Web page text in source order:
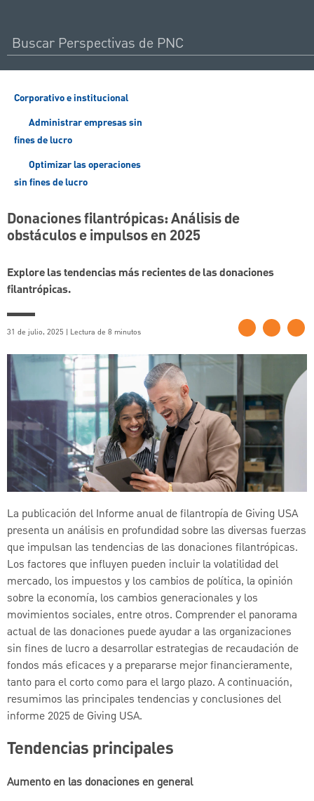
Corporativo e institucional
Administrar empresas sin
fines de lucro
Optimizar las operaciones
sin fines de lucro
Donaciones filantrópicas: Análisis de
obstáculos e impulsos en 2025
Explore las tendencias más recientes de las donaciones
filantrópicas.
31 de julio, 2025 | Lectura de 8 minutos
La publicación del Informe anual de filantropía de Giving USA
presenta un análisis en profundidad sobre las diversas fuerzas
que impulsan las tendencias de las donaciones filantrópicas.
Los factores que influyen pueden incluir la volatilidad del
mercado, los impuestos y los cambios de política, la opinión
sobre la economía, los cambios generacionales y los
movimientos sociales, entre otros. Comprender el panorama
actual de las donaciones puede ayudar a las organizaciones
sin fines de lucro a desarrollar estrategias de recaudación de
fondos más eficaces y a prepararse mejor financieramente,
tanto para el corto como para el largo plazo. A continuación,
resumimos las principales tendencias y conclusiones del
informe 2025 de Giving USA.
Tendencias principales
Aumento en las donaciones en general